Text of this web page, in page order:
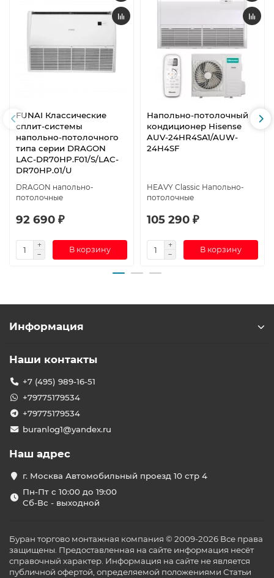
FUNAI Классические
сплит-системы
напольно-потолочного
типа серии DRAGON
LAC-DR70HP.F01/S/LAC-
DR70HP.01/U
DRAGON напольно-
потолочные
92 690 ₽
В корзину
Напольно-потолочный
кондиционер Hisense
AUV-24HR4SA1/AUW-
24H4SF
HEAVY Classic Напольно-
потолочные
105 290 ₽
В корзину
Информация
Наши контакты
+7 (495) 989-16-51
+79775179534
+79775179534
buranlog1@yandex.ru
Наш адрес
г. Москва Автомобильный проезд 10 стр 4
Пн-Пт с 10:00 до 19:00
Сб-Вс - выходной
Буран торгово монтажная компания © 2009-2026 Все права
защищены. Предоставленная на сайте информация несёт
справочный характер. Информация на сайте не является
публичной офертой, определяемой положениями Статьи